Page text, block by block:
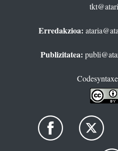
Erredakzioa:
Publizitatea: